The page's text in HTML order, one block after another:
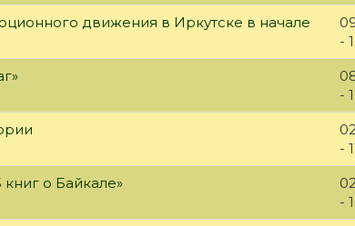
движения в Иркутске в начале
-
-
-
о Байкале»
-